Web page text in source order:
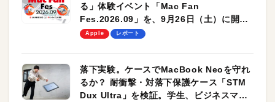
る」体験イベント「Mac Fan
Fes.2026.09」を、9月26日（土）に開催
します！
Apple レポート
落下実験。ケースでMacBook Neoを守れ
るか？ 耐衝撃・対落下保護ケース「STM
Dux Ultra」を検証。学生、ビジネスマン